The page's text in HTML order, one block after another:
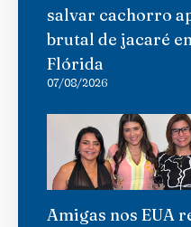
salvar cachorro
brutal de jacaré
Flórida
07/08/2026
Amigas nos EUA